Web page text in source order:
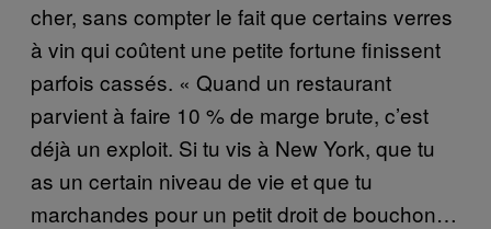
cher, sans compter le fait que certains verres
à vin qui coûtent une petite fortune finissent
parfois cassés. « Quand un restaurant
parvient à faire 10 % de marge brute, c’est
déjà un exploit. Si tu vis à New York, que tu
as un certain niveau de vie et que tu
marchandes pour un petit droit de bouchon…